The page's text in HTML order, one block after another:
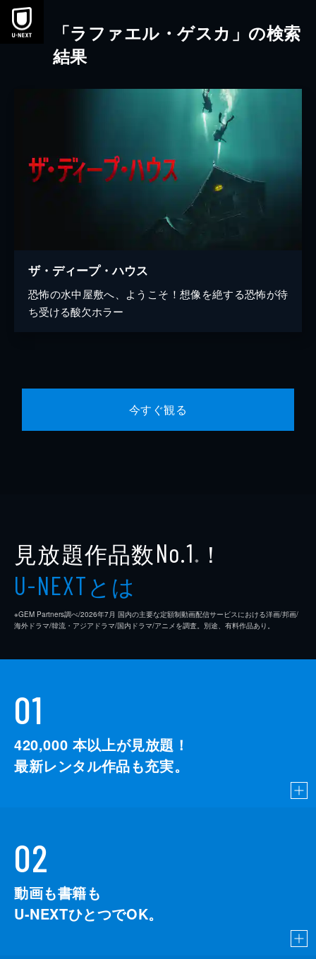
本文へスキップ
「ラファエル・ゲスカ」の検索
結果
ザ・ディープ・ハウス
恐怖の水中屋敷へ、ようこそ！想像を絶する恐怖が待
ち受ける酸欠ホラー
今すぐ観る
見放題作品数No.1 ※ ！
U-NEXTとは
※GEM Partners調べ/2026年7⽉ 国内の主要な定額制動画配信サービスにおける洋画/邦画/
海外ドラマ/韓流・アジアドラマ/国内ドラマ/アニメを調査。別途、有料作品あり。
01
420,000 本以上が見放題！
最新レンタル作品も充実。
02
動画も書籍も
U-NEXTひとつでOK。